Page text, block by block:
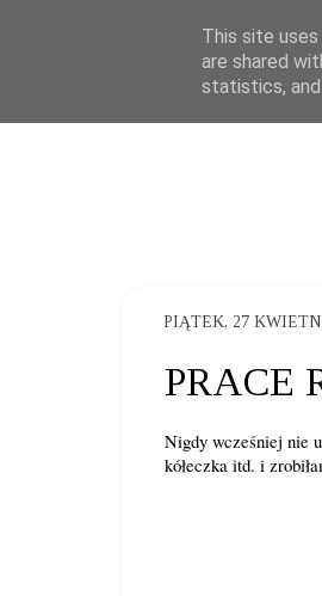
PIĄTEK, 27
PRACE
Nigdy wcześniej nie
kółeczka itd. i
This site
are shared
statistics,